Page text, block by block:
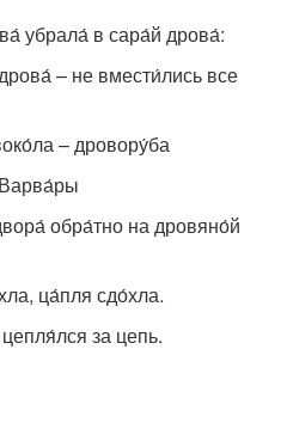
убрала́ в сара́й дрова́:
– не вмести́лись все
– дровору́ба
обра́тно на дровяно́й
ца́пля сдо́хла.
за цепь.